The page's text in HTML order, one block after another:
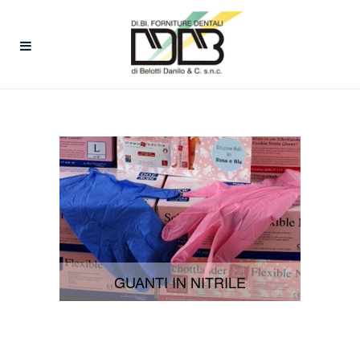
GUANTI IN NITRILE